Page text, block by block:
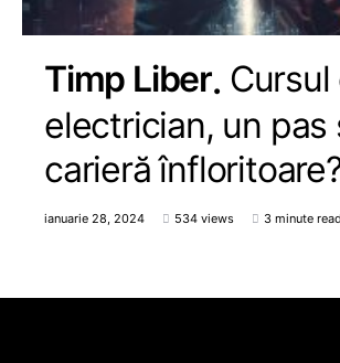
Timp Liber Cursul
electrician, un pas
carieră
ianuarie 28, 2024 534 views 3 minute read